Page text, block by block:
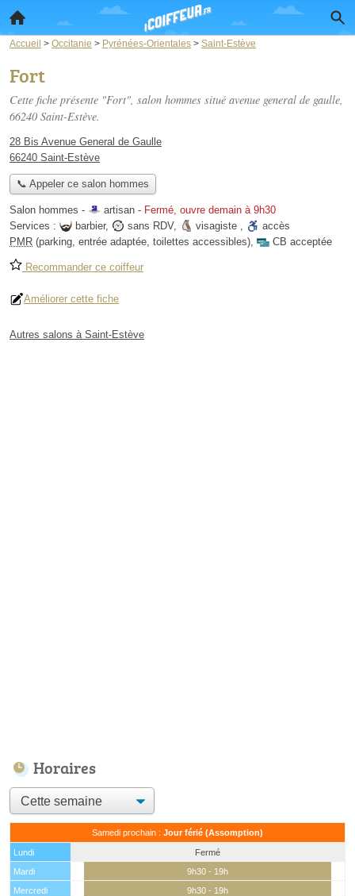
Accueil > Occitanie > Pyrénées-Orientales > Saint-Estève
Fort
Cette fiche présente "Fort", salon hommes situé avenue general de gaulle,
66240 Saint-Estève.
28 Bis Avenue General de Gaulle
66240 Saint-Estève
📞 Appeler ce salon hommes
Salon hommes - artisan - Fermé, ouvre demain à 9h30
Services :
barbier, sans RDV, visagiste ,
accès
PMR (parking, entrée adaptée, toilettes accessibles), CB acceptée
Recommander ce coiffeur
Améliorer cette fiche
Autres salons à Saint-Estève
Horaires
Samedi prochain : Jour férié (Assomption)
Lundi
Fermé
Mardi
9h30 - 19h
Mercredi
9h30 - 19h